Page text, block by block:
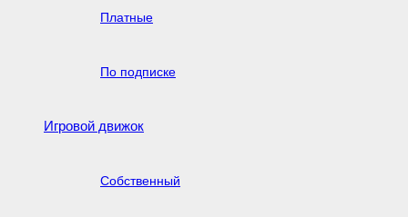
Платные
По подписке
Игровой движок
Собственный